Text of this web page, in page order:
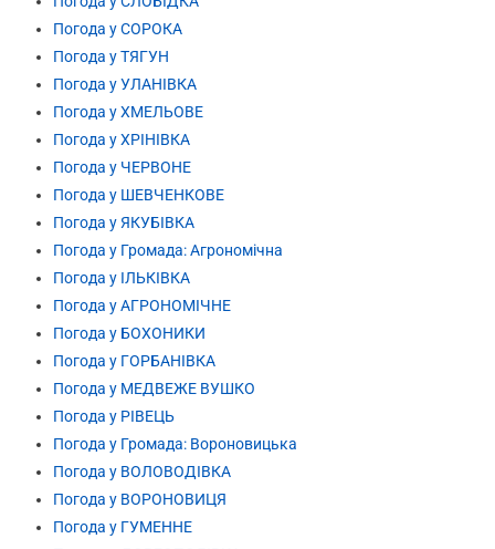
Погода у СОРОКА
Погода у ТЯГУН
Погода у УЛАНІВКА
Погода у ХМЕЛЬОВЕ
Погода у ХРІНІВКА
Погода у ЧЕРВОНЕ
Погода у ШЕВЧЕНКОВЕ
Погода у ЯКУБІВКА
Погода у Громада: Агрономічна
Погода у ІЛЬКІВКА
Погода у АГРОНОМІЧНЕ
Погода у БОХОНИКИ
Погода у ГОРБАНІВКА
Погода у МЕДВЕЖЕ ВУШКО
Погода у РІВЕЦЬ
Погода у Громада: Вороновицька
Погода у ВОЛОВОДІВКА
Погода у ВОРОНОВИЦЯ
Погода у ГУМЕННЕ